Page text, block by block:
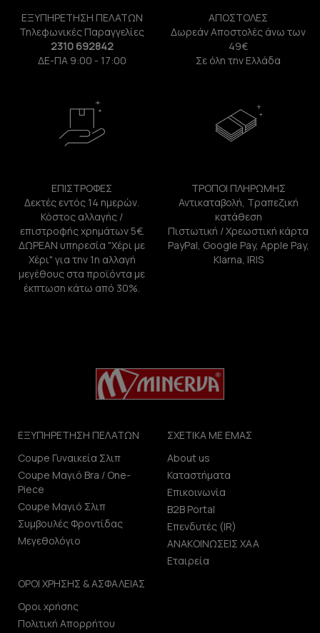
ΕΞΥΠΗΡΕΤΗΣΗ ΠΕΛΑΤΩΝ
Τηλεφωνικές Παραγγελίες
2310 692842
ΔΕ-ΠΑ 9:00 - 17:00
ΑΠΟΣΤΟΛΕΣ
Δωρεάν Αποστολές άνω των
49€
Σε όλη την Ελλάδα
ΕΠΙΣΤΡΟΦΕΣ
Δεκτές εντός 14 ημερών.
Κόστος αλλαγής /
επιστροφής χρημάτων 5€.
ΔΩΡΕΑΝ υπηρεσία "Χέρι με
Χέρι" για την 1η αλλαγή
μεγέθους στα προϊόντα με
έκπτωση κάτω από 30%.
ΤΡΟΠΟΙ ΠΛΗΡΩΜΗΣ
Αντικαταβολή, Τραπεζική
κατάθεση
Πιστωτική / Χρεωστική κάρτα
PayPal, Google Pay, Apple Pay,
Klarna, IRIS
ΕΞΥΠΗΡΕΤΗΣΗ ΠΕΛΑΤΩΝ
Coupe Γυναικεία Σλιπ
Coupe Μαγιό Bra / One-
Piece
Coupe Μαγιό Σλιπ
Συμβουλές Φροντίδας
Μεγεθολόγιο
ΣΧΕΤΙΚΑ ΜΕ ΕΜΑΣ
About us
Καταστήματα
Επικοινωνία
B2B Portal
Επενδυτές (IR)
ΑΝΑΚΟΙΝΩΣΕΙΣ ΧΑΑ
Εταιρεία
ΟΡΟΙ ΧΡΗΣΗΣ & ΑΣΦΑΛΕΙΑΣ
Οροι χρήσης
Πολιτική Απορρήτου